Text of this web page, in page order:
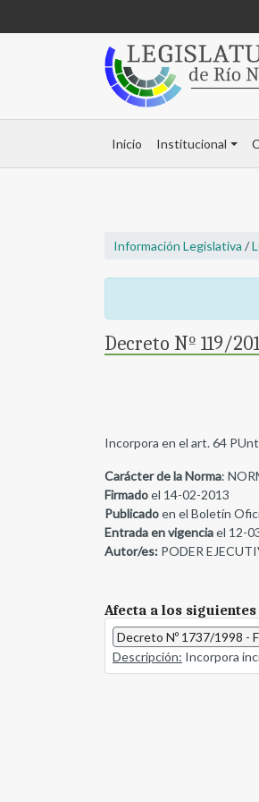
Inicio Institucional
Información Legislativa /
Decreto Nº 119/
Incorpora en el art. 64
Carácter de la Norma:
Firmadoel 14-02-2013
Publicadoen el Boletín
Entrada en vigenciael 12-
Autor/es: PODER
Afecta a los
Decreto Nº 1737/1998 -
Descripción: Incorpora